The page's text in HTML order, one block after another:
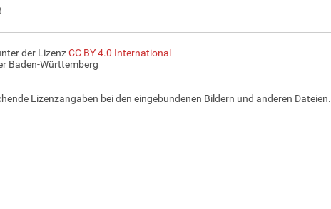
der LizenzCC BY 4.0 International
Baden-Württemberg
Lizenzangaben bei den eingebundenen Bildern und anderen Dateien.